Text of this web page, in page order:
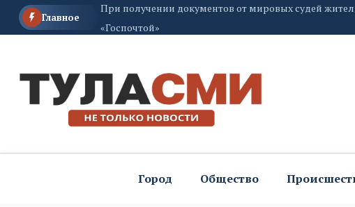
Главное
При получении документов от мировых судей
«Госпочтой»
Город Общество